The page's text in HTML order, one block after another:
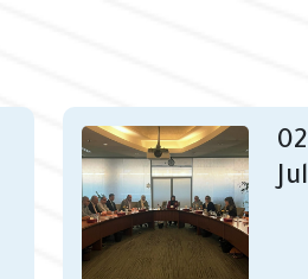
02
Jul